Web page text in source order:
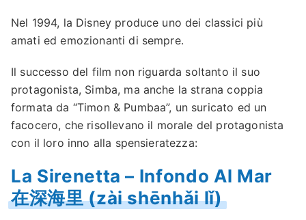
Nel 1994, la Disney produce uno dei classici più
amati ed emozionanti di sempre.
Il successo del film non riguarda soltanto il suo
protagonista, Simba, ma anche la strana coppia
formata da “Timon & Pumbaa”, un suricato ed un
facocero, che risollevano il morale del protagonista
con il loro inno alla spensieratezza:
La Sirenetta – Infondo Al Mar
在深海里 (zài shēnhǎi lǐ)